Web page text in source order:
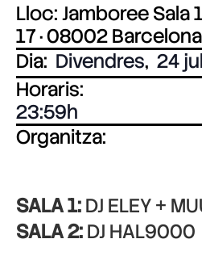
Lloc: Jamboree Sala
17 · 08002 Barcelona
Dia: Divendres, 24
Horaris:
23:59
Organitza:
SALA 1:DJ ELEY +
SALA 2:DJ HAL9000